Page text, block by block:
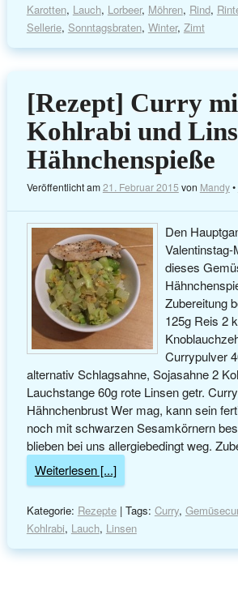
Karotten, Lauch, Lorbeer, Möhren, Rind,
Sellerie, Sonntagsbraten, Winter, Zimt
[Rezept] Curry
Kohlrabi und
Hähnchenspieße
Veröffentlicht am21. Februar 2015 von Mandy•
Den
dieses
Zubereitung
125g Reis 2
Currypulver
alternativ Schlagsahne, Sojasahne 2
Lauchstange 60g rote Linsen getr.
Hähnchenbrust Wer mag, kann sein
noch mit schwarzen Sesamkörnern
blieben bei uns allergiebedingt weg.
Weiterlesen [...]
Kategorie: Rezepte| Tags: Curry,
Kohlrabi, Lauch, Linsen